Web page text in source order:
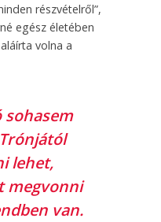
részvételről”,
egész életében
volna a
sohasem
lehet,
megvonni
van.